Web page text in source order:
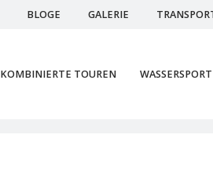
BLOGE GALERIE
KOMBINIERTE TOUREN WASSERSPORT